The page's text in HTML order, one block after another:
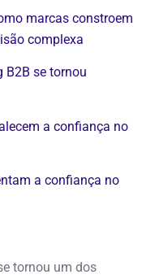
marcas constroem
complexa
B2B se tornou
a confiança no
a confiança no
tornou um dos